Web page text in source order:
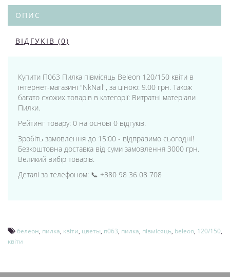
ОПИС
ВІДГУКІВ (0)
Купити П063 Пилка півмісяць Beleon 120/150 квіти в
інтернет-магазині "NkNail", за ціною: 9.00 грн. Також
багато схожих товарів в категорії: Витратні матеріали
Пилки.
Рейтинг товару: 0 на основі 0 відгуків.
Зробіть замовлення до 15:00 - відправимо сьогодні!
Безкоштовна доставка від суми замовлення 3000 грн.
Великий вибір товарів.
Деталі за телефоном: 📞 +380 98 36 08 708
белеон, пилка, квіти, цветы, п063, пилка, півмісяць, beleon, 120/150,
квіти